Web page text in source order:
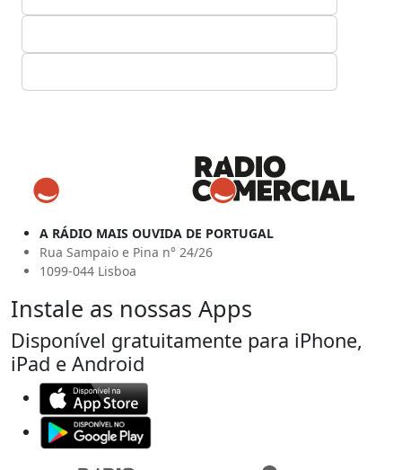
A RÁDIO MAIS OUVIDA DE PORTUGAL
Rua Sampaio e Pina n° 24/26
1099-044 Lisboa
Instale as nossas Apps
Disponível gratuitamente para iPhone,
iPad e Android